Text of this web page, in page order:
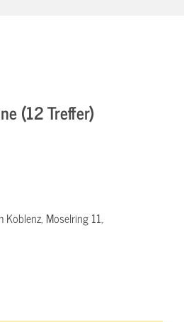
(12 Treffer)
Moselring 11,